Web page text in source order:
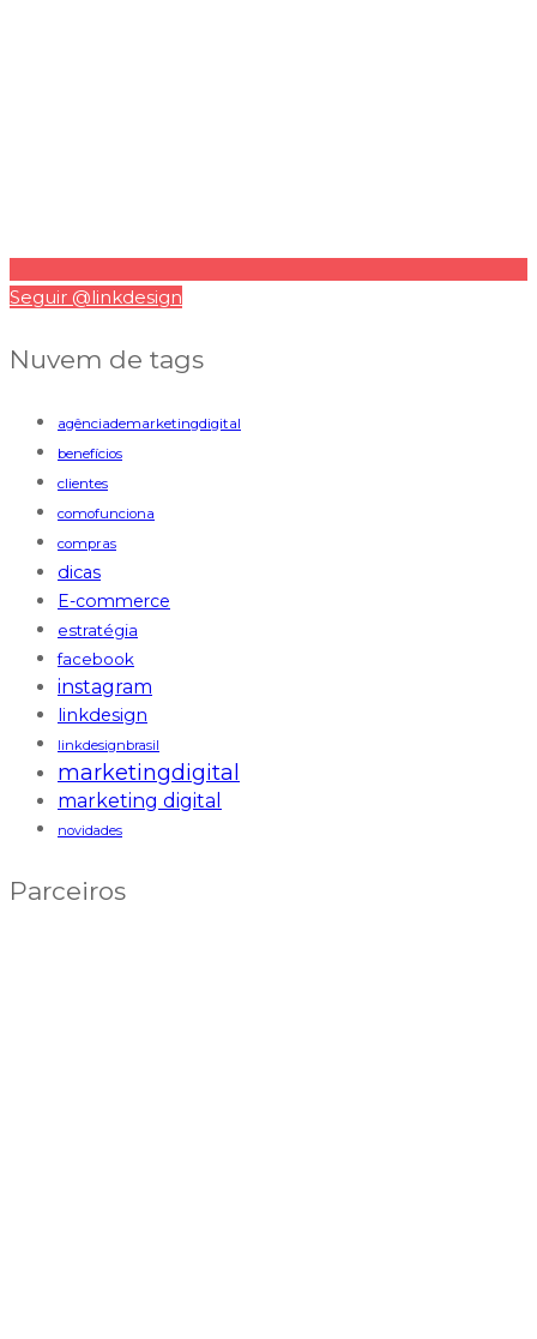
Seguir @linkdesign
Nuvem de tags
agênciademarketingdigital
benefícios
clientes
comofunciona
compras
dicas
E-commerce
estratégia
facebook
instagram
linkdesign
linkdesignbrasil
marketingdigital
marketing digital
novidades
Parceiros